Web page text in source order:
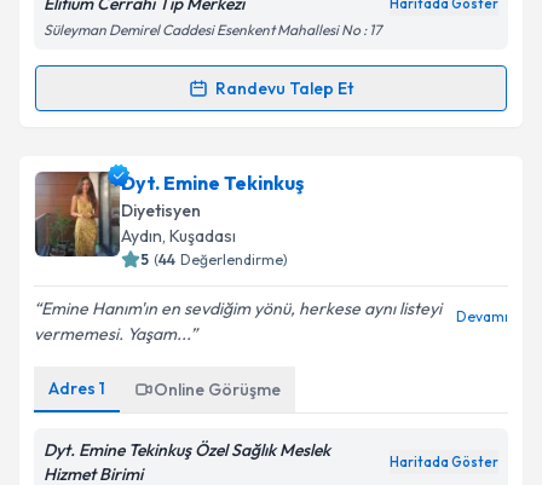
Haritada Göster
Süleyman Demirel Caddesi Esenkent Mahallesi No : 17
Randevu Talep Et
Randevu Takvimi Talebi
Uzm. Dyt. Gizem Gümüşhan
talebi oluşturun. Size bu uzmandan randevu almanız
için bir takvim hazırlandığında e-posta ile
bilgilendireceğiz.
E-posta Adresiniz
Kişisel verilerimin işlenmesine ilişkinAydınlatma
Metni'ni okudum ve kişisel verilerimin belirtilen
kapsamda işlenmesini kabul ediyorum.
Dyt. Emine Tekinkuş
Diyetisyen
Aydın, Kuşadası
5 (44 Değerlendirme)
Emine Hanım'ın en sevdiğim yönü, herkese aynı listeyi
vermemesi. Yaşam...
Devamı
Adres 1 Online Görüşme
Dyt. Emine Tekinkuş Özel Sağlık Meslek
Hizmet Birimi
Haritada Göster